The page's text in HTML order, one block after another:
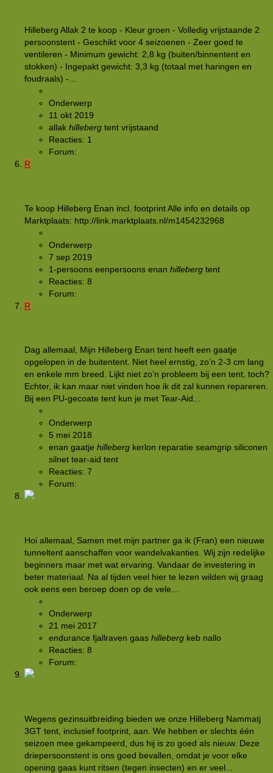
Hilleberg Allak 2 te koop - Kleur groen - Volledig vrijstaande 2
persoonstent - Geschikt voor 4 seizoenen - Zeer goed te
ventileren - Minimum gewicht: 2,8 kg (buiten/binnentent en
stokken) - Ingepakt gewicht: 3,3 kg (totaal met haringen en
foudraals) -...
Onderwerp
11 okt 2019
allak hilleberg tent vrijstaand
Reacties: 1
Forum:
R
Te koop Hilleberg Enan incl. footprint Alle info en details op
Marktplaats: http://link.marktplaats.nl/m1454232968
Onderwerp
7 sep 2019
1-persoons eenpersoons enan hilleberg tent
Reacties: 8
Forum:
R
Dag allemaal, Mijn Hilleberg Enan tent heeft een gaatje
opgelopen in de buitentent. Niet heel ernstig, zo’n 2-3 cm lang
en enkele mm breed. Lijkt niet zo’n probleem bij een tent, toch?
Echter, ik kan maar niet vinden hoe ik dit zal kunnen repareren.
Bij een PU-gecoate tent kun je met Tear-Aid...
Onderwerp
5 mei 2018
enan gaatje hilleberg kerlon reparatie seamgrip siliconen
silnet tear-aid tent
Reacties: 7
Forum:
Hoi allemaal, Samen met mijn partner ga ik (Fran) een nieuwe
tunneltent aanschaffen voor wandelvakanties. Wij zijn redelijke
beginners maar met wat ervaring. Vandaar de investering in
beter materiaal. Na al tijden veel hier te lezen wilden wij graag
ook eens een beroep doen op de vele...
Onderwerp
21 mei 2017
endurance fjallraven gaas hilleberg keb nallo
Reacties: 8
Forum:
Wegens gezinsuitbreiding bieden we onze Hilleberg Nammatj
3GT tent, inclusief footprint, aan. We hebben er slechts één
seizoen mee gekampeerd, dus hij is zo goed als nieuw. Deze
driepersoonstent is ons goed bevallen, omdat je voor elke
opening gaas kunt ritsen (tegen insecten) en er veel...